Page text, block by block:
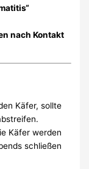
nach Kontakt
Käfer, sollte
Käfer werden
schließen